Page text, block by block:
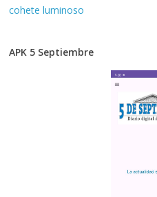
cohete luminoso
APK 5 Septiembre